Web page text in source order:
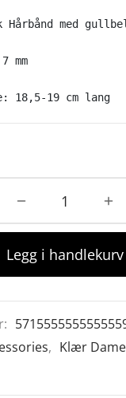
med
mm
18,5-19 cm lang
Legg i handlekurv
, Klær Dame